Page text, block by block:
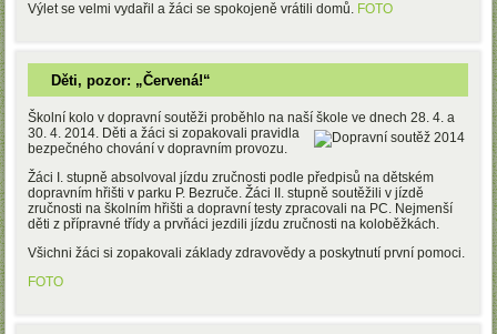
Výlet se velmi vydařil a žáci se spokojeně vrátili domů. FOTO
Děti, pozor: „Červená!“
Školní kolo v dopravní soutěži proběhlo na naší škole ve dnech 28. 4. a
30. 4. 2014. Děti a žáci si zopakovalipravidla
bezpečného chování v dopravním provozu.
Žáci I. stupně absolvoval jízdu zručnosti podle předpisů na dětském
dopravním hřišti v parku P. Bezruče. Žáci II. stupně soutěžili v jízdě
zručnosti na školním hřišti a dopravní testy zpracovali na PC. Nejmenší
děti z přípravné třídy a prvňáci jezdili jízdu zručnosti na koloběžkách.
Všichni žáci si zopakovali základy zdravovědy a poskytnutí první pomoci.
FOTO